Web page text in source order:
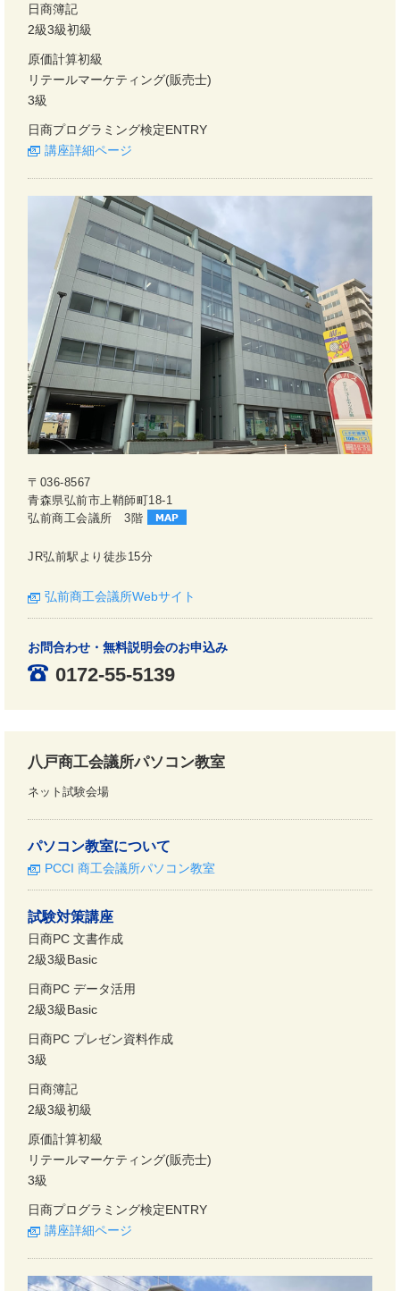
日商簿記
2級3級初級
原価計算初級
リテールマーケティング(販売士)
3級
日商プログラミング検定ENTRY
講座詳細ページ
〒036-8567
青森県弘前市上鞘師町18-1
弘前商工会議所 3階
JR弘前駅より徒歩15分
弘前商工会議所Webサイト
お問合わせ・無料説明会のお申込み
0172-55-5139
八戸商工会議所パソコン教室
ネット試験会場
パソコン教室について
PCCI 商工会議所パソコン教室
試験対策講座
日商PC 文書作成
2級3級Basic
日商PC データ活用
2級3級Basic
日商PC プレゼン資料作成
3級
日商簿記
2級3級初級
原価計算初級
リテールマーケティング(販売士)
3級
日商プログラミング検定ENTRY
講座詳細ページ